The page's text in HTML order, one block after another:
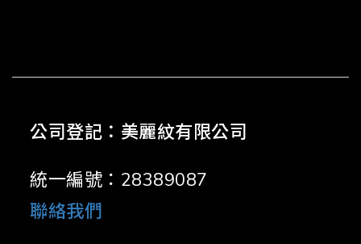
公司登記：美麗紋有限公司
統一編號：28389087
聯絡我們